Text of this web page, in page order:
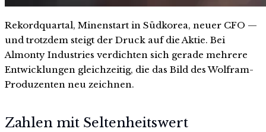
Rekordquartal, Minenstart in Südkorea, neuer CFO —
und trotzdem steigt der Druck auf die Aktie. Bei
Almonty Industries verdichten sich gerade mehrere
Entwicklungen gleichzeitig, die das Bild des Wolfram-
Produzenten neu zeichnen.
Zahlen mit Seltenheitswert